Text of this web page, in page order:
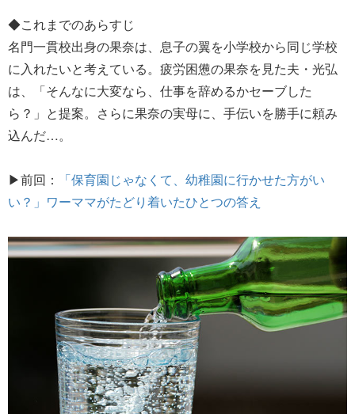
◆これまでのあらすじ
名門一貫校出身の果奈は、息子の翼を小学校から同じ学校
に入れたいと考えている。疲労困憊の果奈を見た夫・光弘
は、「そんなに大変なら、仕事を辞めるかセーブした
ら？」と提案。さらに果奈の実母に、手伝いを勝手に頼み
込んだ…。
▶前回：
「保育園じゃなくて、幼稚園に行かせた方がい
い？」ワーママがたどり着いたひとつの答え